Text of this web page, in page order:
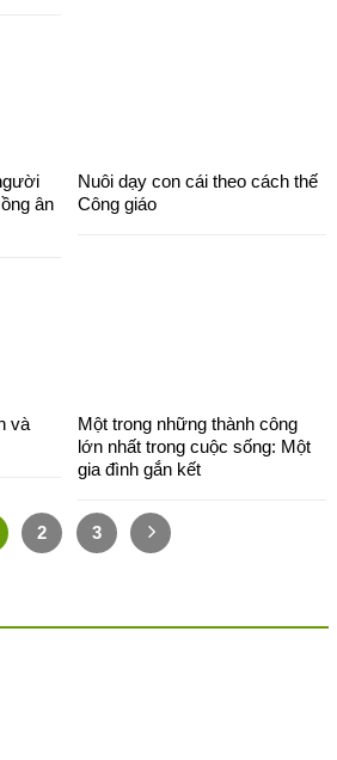
ân
Nuôi dạy con cái theo cách thế
Công giáo
và
Một trong những thành công
lớn nhất trong cuộc sống: Một
gia đình gắn kết
2 3